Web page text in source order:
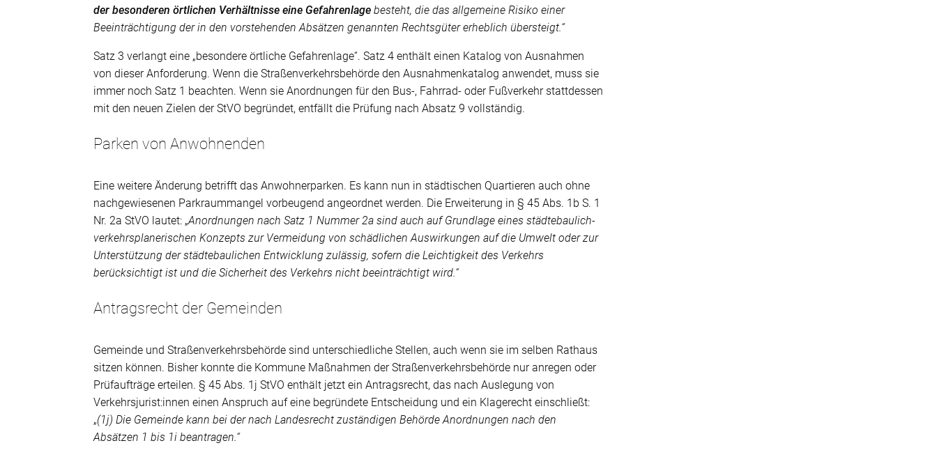
der besonderen örtlichen Verhältnisse eine Gefahrenlagebesteht, die das allgemeine Risiko einer
Beeinträchtigung der in den vorstehenden Absätzen genannten Rechtsgüter erheblich übersteigt.“
Satz 3 verlangt eine „besondere örtliche Gefahrenlage“. Satz 4 enthält einen Katalog von Ausnahmen
von dieser Anforderung. Wenn die Straßenverkehrsbehörde den Ausnahmenkatalog anwendet, muss sie
immer noch Satz 1 beachten. Wenn sie Anordnungen für den Bus-, Fahrrad- oder Fußverkehr stattdessen
mit den neuen Zielen der StVO begründet, entfällt die Prüfung nach Absatz 9 vollständig.
Parken von Anwohnenden
Eine weitere Änderung betrifft das Anwohnerparken. Es kann nun in städtischen Quartieren auch ohne
nachgewiesenen Parkraummangel vorbeugend angeordnet werden. Die Erweiterung in § 45 Abs. 1b S. 1
Nr. 2a StVO lautet: „Anordnungen nach Satz 1 Nummer 2a sind auch auf Grundlage eines städtebaulich-
verkehrsplanerischen Konzepts zur Vermeidung von schädlichen Auswirkungen auf die Umwelt oder zur
Unterstützung der städtebaulichen Entwicklung zulässig, sofern die Leichtigkeit des Verkehrs
berücksichtigt ist und die Sicherheit des Verkehrs nicht beeinträchtigt wird.“
Antragsrecht der Gemeinden
Gemeinde und Straßenverkehrsbehörde sind unterschiedliche Stellen, auch wenn sie im selben Rathaus
sitzen können. Bisher konnte die Kommune Maßnahmen der Straßenverkehrsbehörde nur anregen oder
Prüfaufträge erteilen. § 45 Abs. 1j StVO enthält jetzt ein Antragsrecht, das nach Auslegung von
Verkehrsjurist:innen einen Anspruch auf eine begründete Entscheidung und ein Klagerecht einschließt:
„(1j) Die Gemeinde kann bei der nach Landesrecht zuständigen Behörde Anordnungen nach den
Absätzen 1 bis 1i beantragen.“